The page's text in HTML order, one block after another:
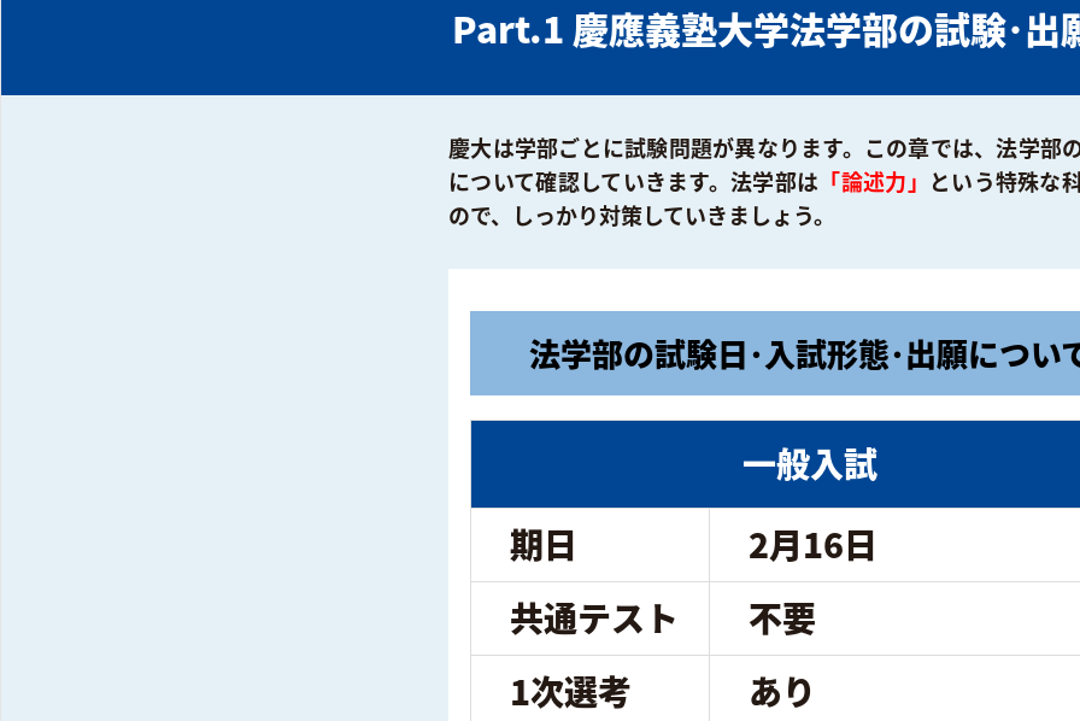
Part.1 慶應義塾大学法学部の試験･出
慶大は学部ごとに試験問題が異なります。この章では、法学部
について確認していきます。法学部は 「論述力」 という特殊な
ので、しっかり対策していきましょう。
法学部の試験日･入試形態･出願につい
一般入試
期日
2月16日
共通テスト
不要
1次選考
あり